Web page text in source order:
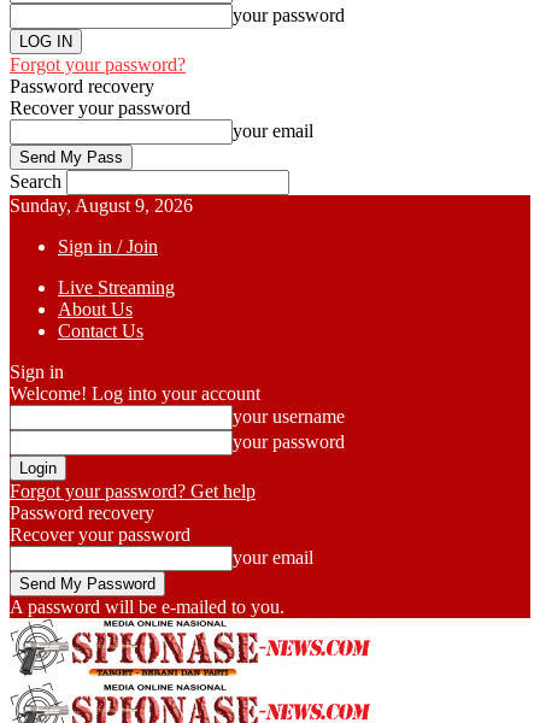
your password
Forgot your password?
Password recovery
Recover your password
your email
Search
Sunday, August 9, 2026
Sign in / Join
Live Streaming
About Us
Contact Us
Sign in
Welcome! Log into your account
your username
your password
Forgot your password? Get help
Password recovery
Recover your password
your email
A password will be e-mailed to you.